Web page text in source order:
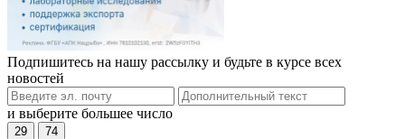
Подпишитесь на нашу рассылку и будьте в курсе всех
новостей
и выберите большее число
29 74